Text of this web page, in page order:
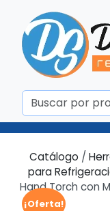
¡Oferta!
Catálogo /
para
Hand Torch con